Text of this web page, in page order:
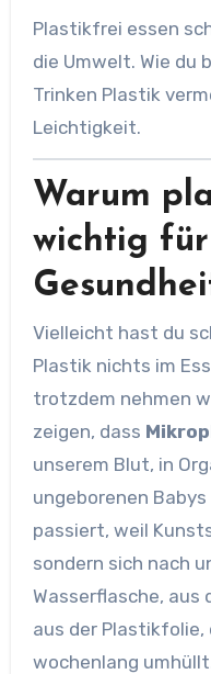
Plastikfrei essen schützt deine Gesundheit und
die Umwelt. Wie du
Trinken Plastik
Leichtigkeit.
Warum
wichtig
Vielleicht hast du
Plastik nichts im
trotzdem nehmen
zeigen, dass
unserem Blut, in
ungeborenen
passiert, weil
sondern sich nach
Wasserflasche, aus
aus der Plastikfolie,
wochenlang